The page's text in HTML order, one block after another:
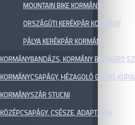
MOUNTAIN BIKE KORMÁNY
ORSZÁGÚTI KERÉKPÁR KORMÁNY
PÁLYA KERÉKPÁR KORMÁNY
KORMÁNYBANDÁZS, KORMÁNY BETEKERŐ
KORMÁNYCSAPÁGY, HÉZAGOLÓ GYŰRŰ,
KORMÁNYSZÁR STUCNI
KÖZÉPCSAPÁGY, CSÉSZE, ADAPTEREK